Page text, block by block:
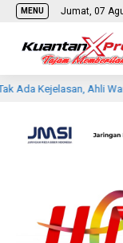
MENU Jumat, 07
Ahli Waris Minta